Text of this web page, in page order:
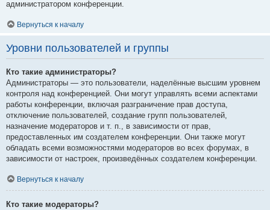
администратором конференции.
Вернуться к началу
Уровни пользователей и группы
Кто такие администраторы?
Администраторы — это пользователи, наделённые высшим уровнем
контроля над конференцией. Они могут управлять всеми аспектами
работы конференции, включая разграничение прав доступа,
отключение пользователей, создание групп пользователей,
назначение модераторов и т. п., в зависимости от прав,
предоставленных им создателем конференции. Они также могут
обладать всеми возможностями модераторов во всех форумах, в
зависимости от настроек, произведённых создателем конференции.
Вернуться к началу
Кто такие модераторы?